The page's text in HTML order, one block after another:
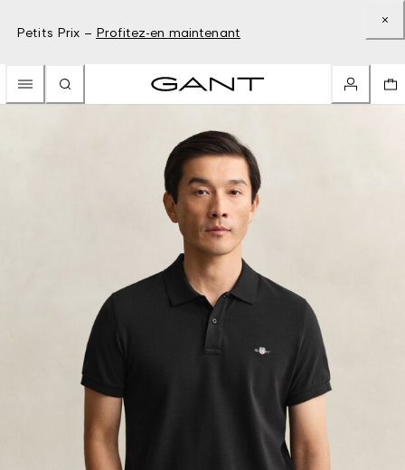
Petits Prix – Profitez-en maintenant